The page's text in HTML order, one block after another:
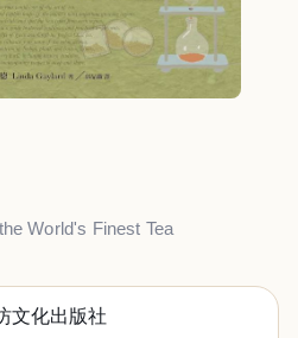
World's Finest Tea
文化出版社